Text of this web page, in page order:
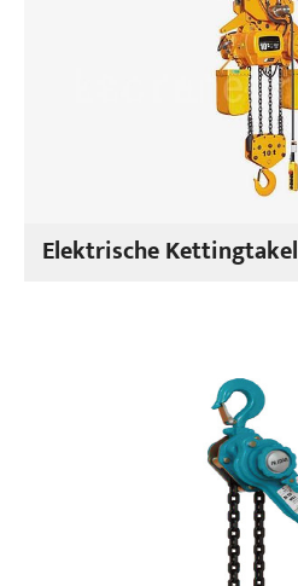
Elektrische Kettingtakel